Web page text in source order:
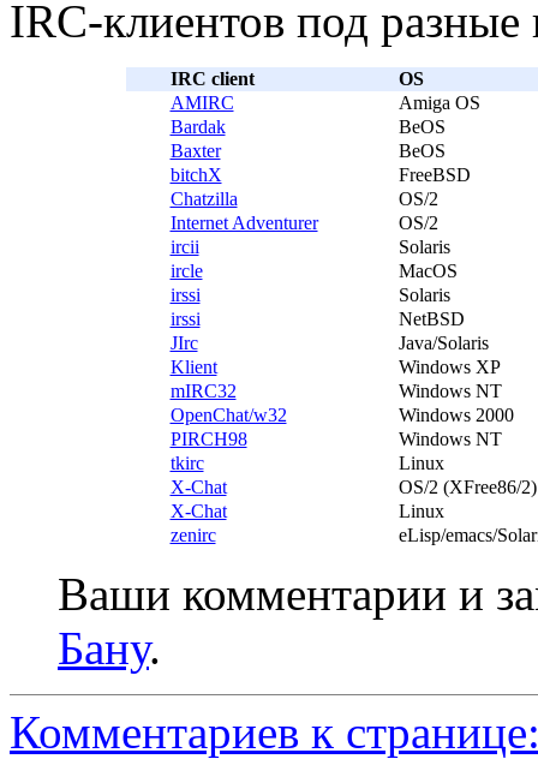
IRC-клиентов под
IRC client
OS
AMIRC
Amiga OS
Bardak
BeOS
Baxter
BeOS
bitchX
FreeBSD
Chatzilla
OS/2
Internet Adventurer
OS/2
ircii
Solaris
ircle
MacOS
irssi
Solaris
irssi
NetBSD
JIrc
Java/Solaris
Klient
Windows XP
mIRC32
Windows NT
OpenChat/w32
Windows 2000
PIRCH98
Windows NT
tkirc
Linux
X-Chat
OS/2 (XFree86/2)
X-Chat
Linux
zenirc
eLisp/emacs/
Ваши комментарии и
Бану.
Комментариев к